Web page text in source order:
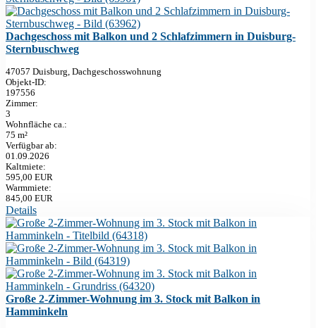
Dachgeschoss mit Balkon und 2 Schlafzimmern in Duisburg-
Sternbuschweg
47057 Duisburg, Dachgeschosswohnung
Objekt-ID:
197556
Zimmer:
3
Wohnfläche ca.:
75 m²
Verfügbar ab:
01.09.2026
Kaltmiete:
595,00 EUR
Warmmiete:
845,00 EUR
Details
Große 2-Zimmer-Wohnung im 3. Stock mit Balkon in
Hamminkeln